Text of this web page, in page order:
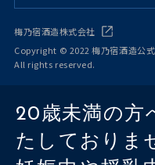
梅乃宿酒造株式会社
Copyright © 2022 梅乃宿酒造公
All rights reserved.
20歳未満の方
たしておりま